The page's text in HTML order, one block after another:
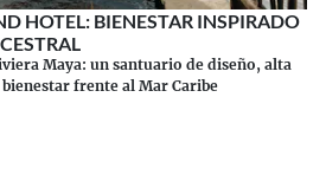
HOTEL: BIENESTAR INSPIRADO
Maya: un santuario de diseño, alta
frente al Mar Caribe